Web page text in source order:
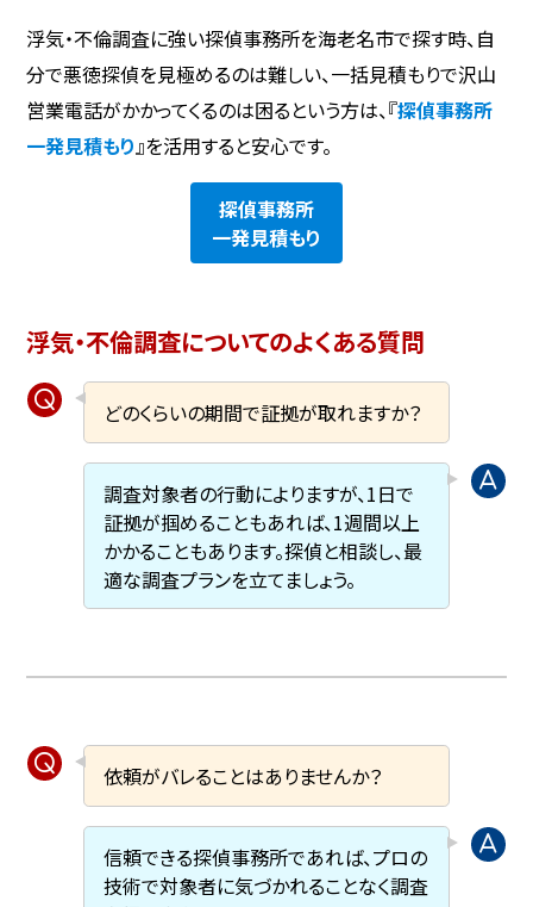
浮気・不倫調査に強い探偵事務所を海老名市で探す時、自
分で悪徳探偵を見極めるのは難しい、一括見積もりで沢山
営業電話がかかってくるのは困るという方は、『探偵事務所
一発見積もり』を活用すると安心です。
探偵事務所
一発見積もり
浮気・不倫調査についてのよくある質問
どのくらいの期間で証拠が取れますか？
調査対象者の行動によりますが、1日で
証拠が掴めることもあれば、1週間以上
かかることもあります。探偵と相談し、最
適な調査プランを立てましょう。
依頼がバレることはありませんか？
信頼できる探偵事務所であれば、プロの
技術で対象者に気づかれることなく調査